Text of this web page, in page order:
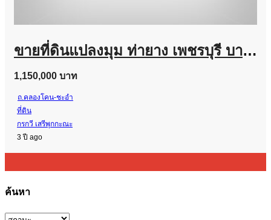
ขายที่ดินแปลงมุม ท่ายาง เพชรบุรี บางชองมารีน่า 120 ตร.ว. ถมแล้ว
1,150,000 บาท
ถ.คลองโคน-ชะอำ
ที่ดิน
กรกวี เสรีพุกกะณะ
3 ปี ago
ค้นหา